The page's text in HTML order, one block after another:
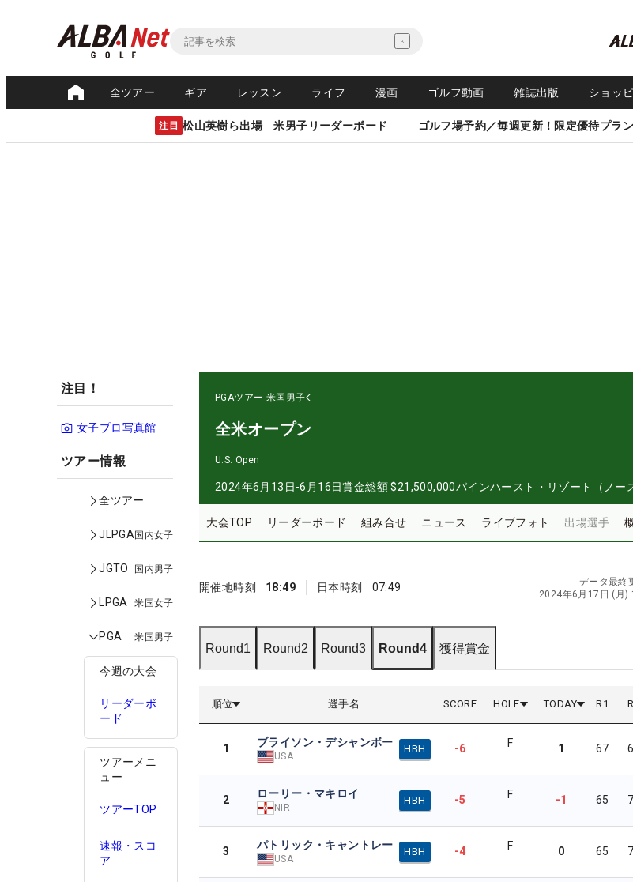
全ツアー ギア レッスン ライフ 漫画 ゴルフ動画 雑誌出版 ショッ
注目 松山英樹ら出場 米男子リーダーボード ゴルフ場予約／毎週更新！限定優待プラン
注目！
女子プロ写真館
ツアー情報
全ツアー
JLPGA国内女子
JGTO 国内男子
LPGA 米国女子
PGA 米国男子
今週の大会
リーダーボ
ード
ツアーメニ
ュー
ツアーTOP
速報・スコ
ア
PGAツアー 米国男子
全米オープン
U.S. Open
2024年6月13日-6月16日賞金総額 $21,500,000パインハースト・リゾート（ノー
大会TOP リーダーボード 組み合せ ニュース ライブフォト 出場選手
開催地時刻 18:49 日本時刻 07:49
データ最終
2024年6月17日 (月)
Round1 Round2 Round3 Round4 獲得賞金
順位 選手名 SCORE HOLE TODAY R 1 R
1 ブライソン・デシャンボー
USA
HBH -6 F 1 67
2 ローリー・マキロイ
NIR
HBH -5 F -1 65
3 パトリック・キャントレー
USA
HBH -4 F 0 65